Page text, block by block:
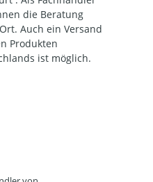
die Beratung
Auch ein Versand
Produkten
ist möglich.